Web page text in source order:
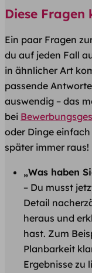
Diese
Ein paar Fragen
du auf jeden Fall
in ähnlicher Art
passende
auswendig – das
bei
oder Dinge
später immer raus!
„Was haben
– Du musst
Detail
heraus und
hast. Zum
Planbarkeit
Ergebnisse zu